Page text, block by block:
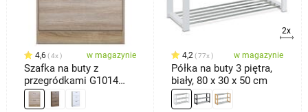
4,6 4x w magazynie
Szafka na buty z
przegródkami G1014
OAK, dąb
2x
4,2 77x w magazynie
Półka na buty 3 piętra,
biały, 80 x 30 x 50 cm